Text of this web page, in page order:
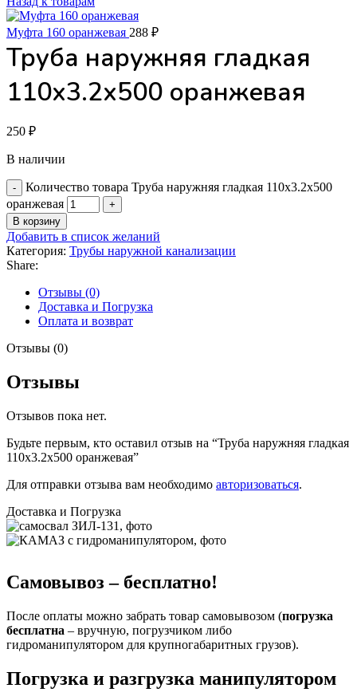
Муфта 160 оранжевая 288 ₽
Труба наружняя гладкая
110х3.2х500 оранжевая
250 ₽
В наличии
Количество товара Труба наружняя гладкая 110х3.2х500
оранжевая
В корзину
Добавить в список желаний
Категория: Трубы наружной канализации
Share:
Отзывы (0)
Доставка и Погрузка
Оплата и возврат
Отзывы (0)
Отзывы
Отзывов пока нет.
Будьте первым, кто оставил отзыв на “Труба наружняя гладкая
110х3.2х500 оранжевая”
Для отправки отзыва вам необходимо авторизоваться.
Доставка и Погрузка
Самовывоз – бесплатно!
После оплаты можно забрать товар самовывозом (погрузка
бесплатна – вручную, погрузчиком либо
гидроманипулятором для крупногабаритных грузов).
Погрузка и разгрузка манипулятором